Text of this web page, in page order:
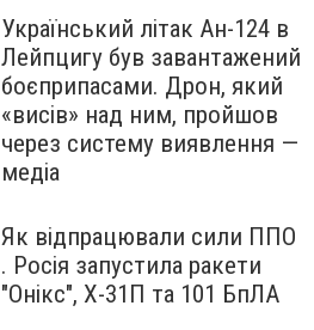
Український літак Ан-124 в
Лейпцигу був завантажений
боєприпасами. Дрон, який
«висів» над ним, пройшов
через систему виявлення —
медіа
Як відпрацювали сили ППО
. Росія запустила ракети
"Онікс", Х-31П та 101 БпЛА